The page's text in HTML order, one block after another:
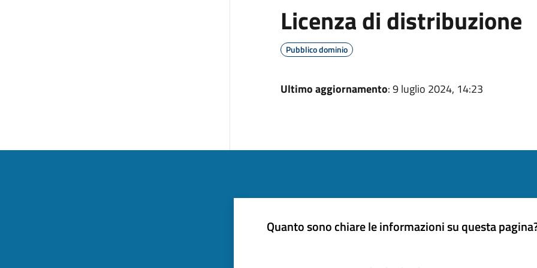
Licenza di distribuzione
Pubblico dominio
Ultimo aggiornamento: 9 luglio 2024, 14:23
Quanto sono chiare le informazioni su questa